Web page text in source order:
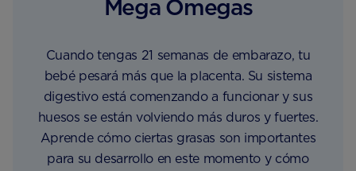
Mega Omegas
Cuando tengas 21 semanas de embarazo, tu
bebé pesará más que la placenta. Su sistema
digestivo está comenzando a funcionar y sus
huesos se están volviendo más duros y fuertes.
Aprende cómo ciertas grasas son importantes
para su desarrollo en este momento y cómo